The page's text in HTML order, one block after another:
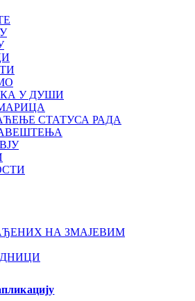
У ДУШИ
СТАТУСА РАДА
НА ЗМАЈЕВИМ